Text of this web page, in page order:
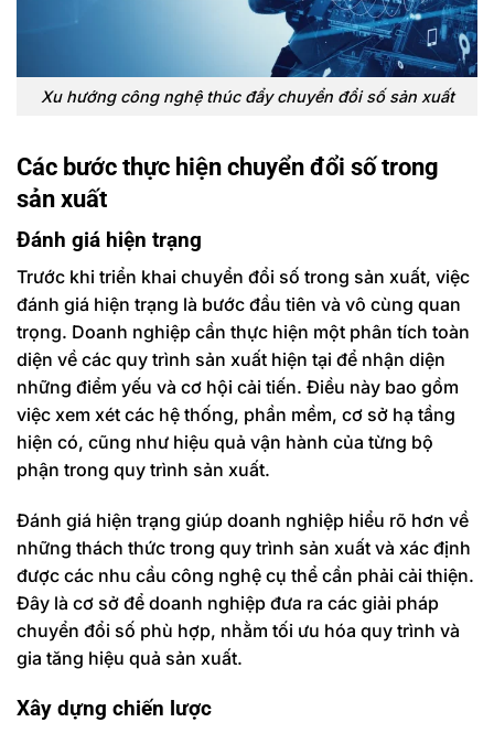
Xu hướng công nghệ thúc đẩy chuyển đổi số sản xuất
Các bước thực hiện chuyển đổi số trong
sản xuất
Đánh giá hiện trạng
Trước khi triển khai chuyển đổi số trong sản xuất, việc
đánh giá hiện trạng là bước đầu tiên và vô cùng quan
trọng. Doanh nghiệp cần thực hiện một phân tích toàn
diện về các quy trình sản xuất hiện tại để nhận diện
những điểm yếu và cơ hội cải tiến. Điều này bao gồm
việc xem xét các hệ thống, phần mềm, cơ sở hạ tầng
hiện có, cũng như hiệu quả vận hành của từng bộ
phận trong quy trình sản xuất.
Đánh giá hiện trạng giúp doanh nghiệp hiểu rõ hơn về
những thách thức trong quy trình sản xuất và xác định
được các nhu cầu công nghệ cụ thể cần phải cải thiện.
Đây là cơ sở để doanh nghiệp đưa ra các giải pháp
chuyển đổi số phù hợp, nhằm tối ưu hóa quy trình và
gia tăng hiệu quả sản xuất.
Xây dựng chiến lược